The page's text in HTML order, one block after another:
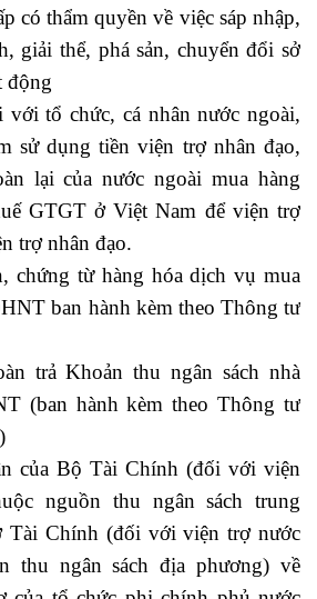
có thẩm quyền về việc sáp nhập,
giải thể, phá sản, chuyển đổi sở
động
với tổ chức, cá nhân nước ngoài,
sử dụng tiền viện trợ nhân đạo,
lại của nước ngoài mua hàng
GTGT ở Việt Nam để viện trợ
trợ nhân đạo.
chứng từ hàng hóa dịch vụ mua
ban hành kèm theo Thông tư
trả Khoản thu ngân sách nhà
(ban hành kèm theo Thông tư
của Bộ Tài Chính (đối với viện
nguồn thu ngân sách trung
Tài Chính (đối với viện trợ nước
thu ngân sách địa phương) về